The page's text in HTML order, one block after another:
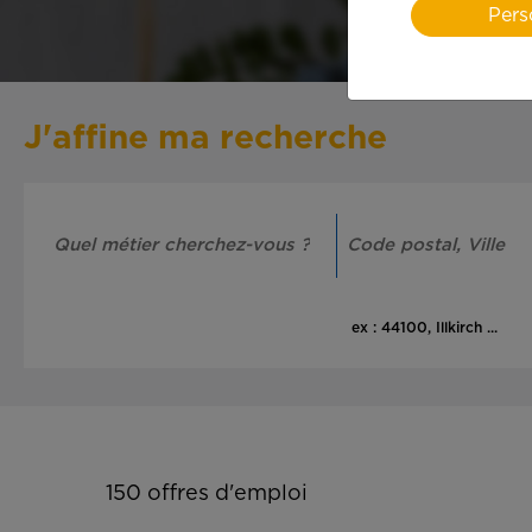
J'affine ma recherche
ex : 44100, Illkirch ...
150 offres d'emploi